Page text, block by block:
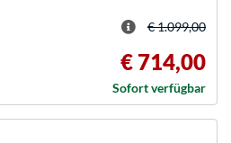
€ 1.099,00
€ 714,00
Sofort verfügbar